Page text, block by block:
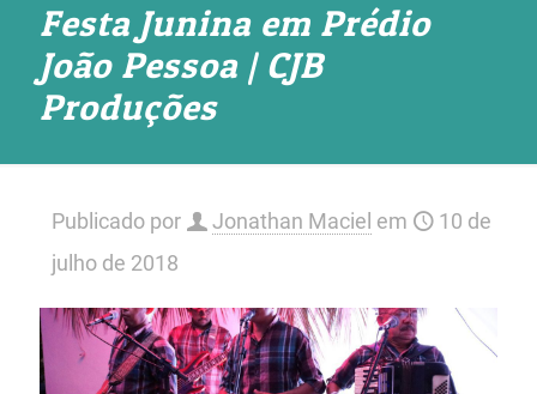
Festa Junina em Prédio
João Pessoa | CJB
Produções
Publicado por Jonathan Maciel em
10 de
julho de 2018